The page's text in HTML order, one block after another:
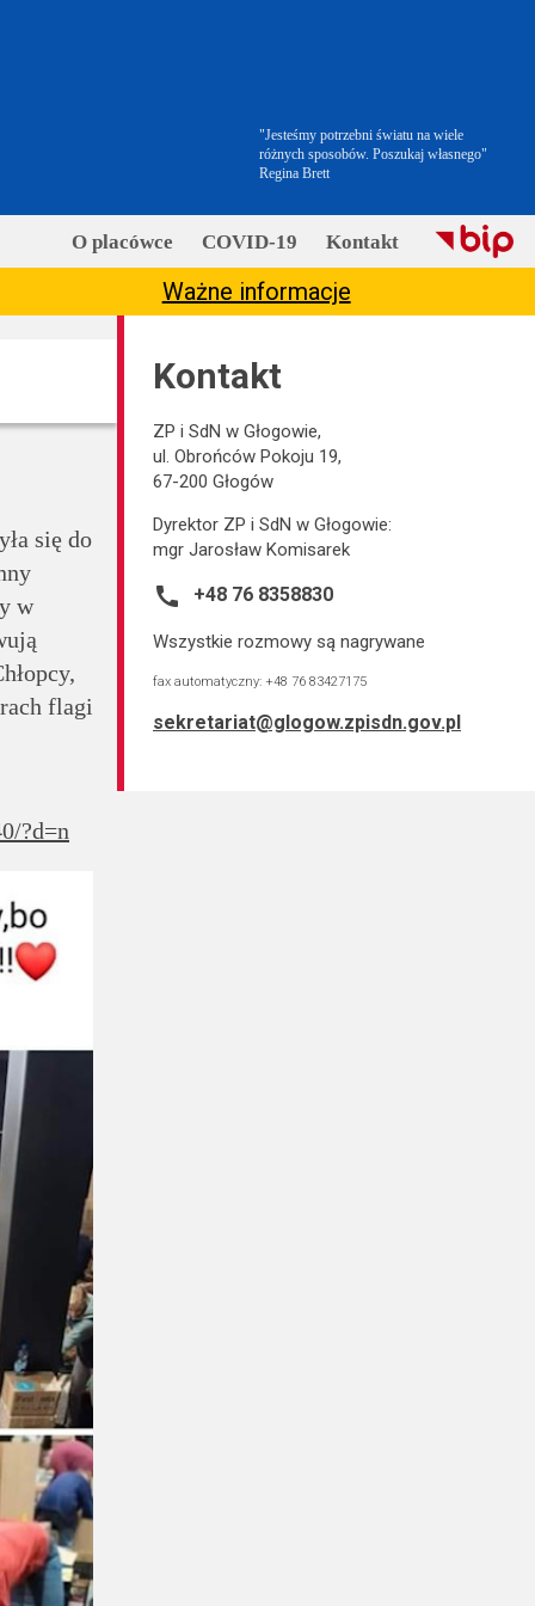
"Jesteśmy potrzebni światu na wiele
różnych sposobów. Poszukaj własnego"
Regina Brett
O placówce COVID-19 Kontakt
Ważne informacje
się do
w
flagi
?d=n
Kontakt
ZP i SdN w Głogowie,
ul. Obrońców Pokoju 19,
67-200 Głogów
Dyrektor ZP i SdN w Głogowie:
mgr Jarosław Komisarek
call +48 76 8358830
Wszystkie rozmowy są nagrywane
fax automatyczny: +48 76 83427175
sekretariat@glogow.zpisdn.gov.pl